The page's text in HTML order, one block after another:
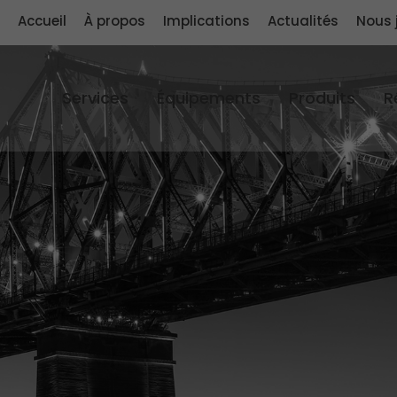
Accueil À propos Implications Actualités Nous
Services Équipements Produits